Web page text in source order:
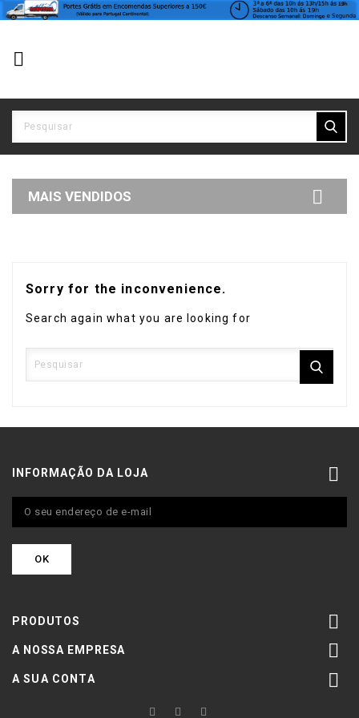

MAIS VENDIDOS 
Sorry for the inconvenience.
Search again what you are looking for
INFORMAÇÃO DA LOJA 
PRODUTOS 
A NOSSA EMPRESA 
A SUA CONTA 